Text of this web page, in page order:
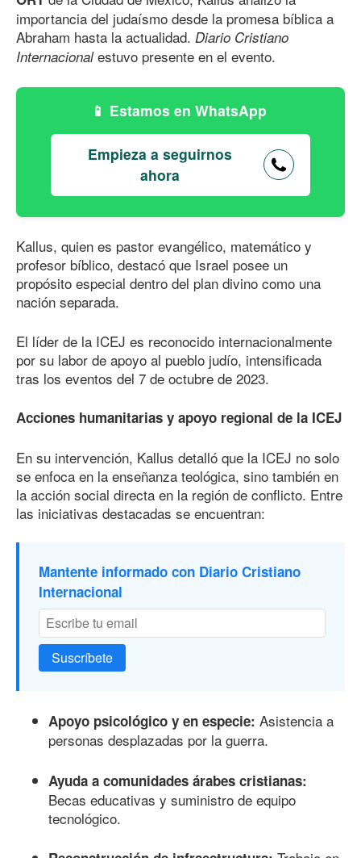
importancia del judaísmo desde la promesa bíblica a
Abraham hasta la actualidad. Diario Cristiano
Internacionalestuvo presente en el evento.
Estamos en WhatsApp
Empieza a seguirnos
ahora
Kallus, quien es pastor evangélico, matemático y
profesor bíblico, destacó que Israel posee un
propósito especial dentro del plan divino como una
nación separada.
El líder de la ICEJ es reconocido internacionalmente
por su labor de apoyo al pueblo judío, intensificada
tras los eventos del 7 de octubre de 2023.
Acciones humanitarias y apoyo regional de la ICEJ
En su intervención, Kallus detalló que la ICEJ no solo
se enfoca en la enseñanza teológica, sino también en
la acción social directa en la región de conflicto. Entre
las iniciativas destacadas se encuentran:
Mantente informado con Diario Cristiano
Internacional
Suscríbete
Apoyo psicológico y en especie: Asistencia a
personas desplazadas por la guerra.
Ayuda a comunidades árabes cristianas:
Becas educativas y suministro de equipo
tecnológico.